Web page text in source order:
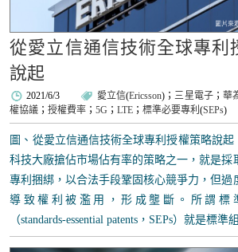
從愛立信通信技術全球專利
說起
2021/6/3 愛立信(Ericsson)；三星電子； 華
權協議 ；授權費率 ；5G ；LTE ；標準必要專利(SEPs)
圖、從愛立信通信技術全球專利授權策略說
科技大廠搶佔市場佔有率的策略之一，就是採
專利捆綁，以合法手段鞏固核心競爭力，但過
導致權利被濫用，形成壟斷。所謂標
（standards-essential patents，SEPs）就是標準